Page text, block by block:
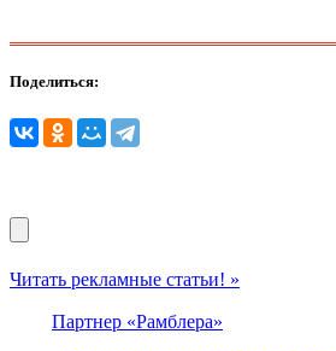
Поделиться:
Читать рекламные статьи! »
Партнер «Рамблера»